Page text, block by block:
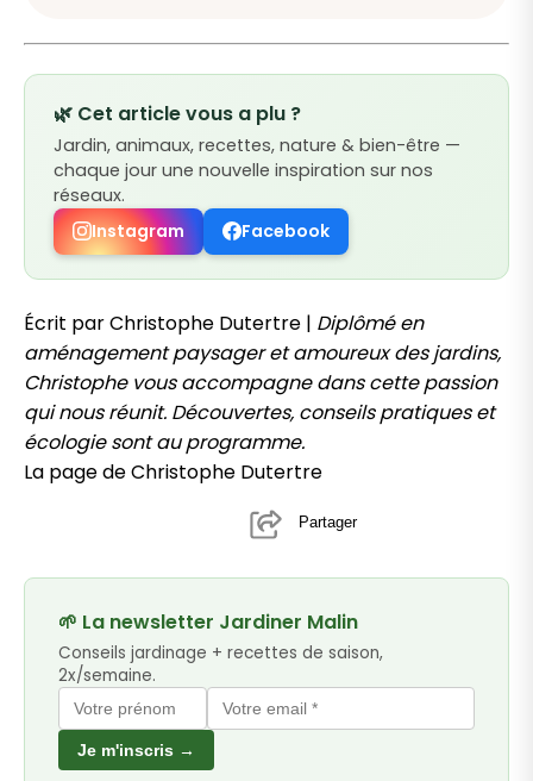
🌿 Cet article vous a plu ?
Jardin, animaux, recettes, nature & bien-être —
chaque jour une nouvelle inspiration sur nos
réseaux.
Instagram
Facebook
Écrit par Christophe Dutertre | Diplômé en
aménagement paysager et amoureux des jardins,
Christophe vous accompagne dans cette passion
qui nous réunit. Découvertes, conseils pratiques et
écologie sont au programme.
La page de Christophe Dutertre
Partager
🌱 La newsletter Jardiner Malin
Conseils jardinage + recettes de saison,
2x/semaine.
Je m'inscris →